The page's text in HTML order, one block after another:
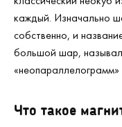
каждый. Изначально
собственно, и
большой шар,
«неопараллелограмм»
Что такое